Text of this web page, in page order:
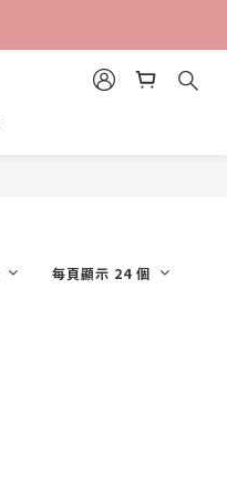
每頁顯示 24 個